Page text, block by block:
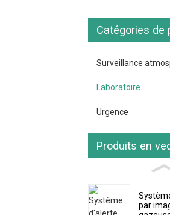
Catégories de
Surveillance
Laboratoire
Urgence
Produits en
par